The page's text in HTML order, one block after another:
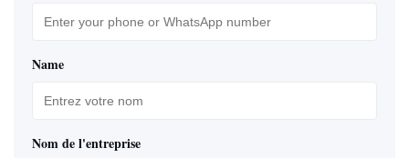
Name
Nom de l'entreprise